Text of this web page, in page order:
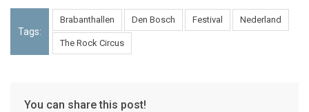
Tags:
Brabanthallen Den Bosch Festival Nederland
The Rock Circus
You can share this post!